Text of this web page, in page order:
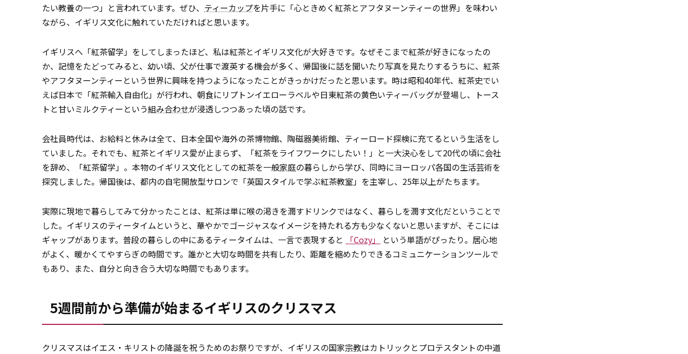
たい教養の一つ」と言われています。ぜひ、 ティーカップを片手に「心ときめく紅茶とアフタヌーンティーの世界」を味わい
ながら、イギリス文化に触れていただければと思います。
イギリスへ「紅茶留学」をしてしまったほど、私は紅茶とイギリス文化が大好きです。なぜそこまで紅茶が好きになったの
か、記憶をたどってみると、幼い頃、父が仕事で渡英する機会が多く、帰国後に話を聞いたり写真を見たりするうちに、紅茶
やアフタヌーンティーという世界に興味を持つようになったことがきっかけだったと思います。時は昭和40年代、紅茶史でい
えば日本で「紅茶輸入自由化」が行われ、朝食にリプトンイエローラベルや日東紅茶の黄色いティーバッグが登場し、トース
トと甘いミルクティーという組み合わせが浸透しつつあった頃の話です。
会社員時代は、お給料と休みは全て、日本全国や海外の茶博物館、陶磁器美術館、ティーロード探検に充てるという生活をし
ていました。それでも、紅茶とイギリス愛が止まらず、「紅茶をライフワークにしたい！」と一大決心をして20代の頃に会社
を辞め、「紅茶留学」。本物のイギリス文化としての紅茶を一般家庭の暮らしから学び、同時にヨーロッパ各国の生活芸術を
探究しました。帰国後は、都内の自宅開放型サロンで「英国スタイルで学ぶ紅茶教室」を主宰し、25年以上がたちます。
実際に現地で暮らしてみて分かったことは、紅茶は単に喉の渇きを潤すドリンクではなく、暮らしを潤す文化だということで
した。イギリスのティータイムというと、華やかでゴージャスなイメージを持たれる方も少なくないと思いますが、そこには
ギャップがあります。普段の暮らしの中にあるティータイムは、一言で表現すると
「Cozy」
という単語がぴったり。居心地
がよく、暖かくてやすらぎの時間です。誰かと大切な時間を共有したり、距離を縮めたりできるコミュニケーションツールで
もあり、また、自分と向き合う大切な時間でもあります。
5週間前から準備が始まるイギリスのクリスマス
クリスマスはイエス・キリストの降誕を祝うためのお祭りですが、イギリスの国家宗教はカトリックとプロテスタントの中道